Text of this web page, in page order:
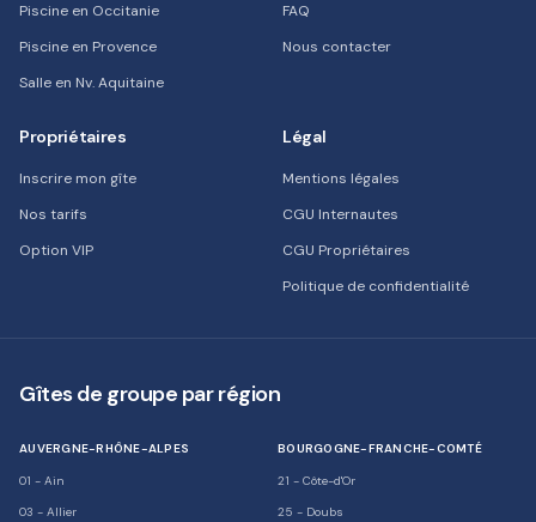
Piscine en Occitanie
Piscine en Provence
Salle en Nv. Aquitaine
FAQ
Nous contacter
Propriétaires
Inscrire mon gîte
Nos tarifs
Option VIP
Légal
Mentions légales
CGU Internautes
CGU Propriétaires
Politique de confidentialité
Gîtes de groupe par région
AUVERGNE-RHÔNE-ALPES
01 - Ain
03 - Allier
BOURGOGNE-FRANCHE-COMTÉ
21 - Côte-d'Or
25 - Doubs